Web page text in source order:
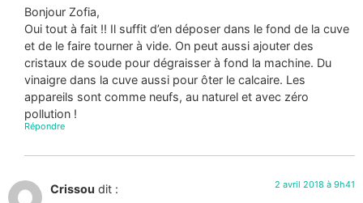
Bonjour Zofia,
Oui tout à fait !! Il suffit d’en déposer dans le fond de la cuve
et de le faire tourner à vide. On peut aussi ajouter des
cristaux de soude pour dégraisser à fond la machine. Du
vinaigre dans la cuve aussi pour ôter le calcaire. Les
appareils sont comme neufs, au naturel et avec zéro
pollution !
Répondre
Crissou dit : 2 avril 2018 à 9h41